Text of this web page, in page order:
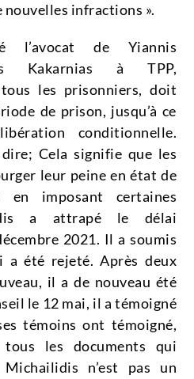
infractions ».
l’avocat de Yiannis
Kakarnias à TPP,
les prisonniers, doit
de prison, jusqu’à ce
conditionnelle.
Cela signifie que les
leur peine en état de
imposant certaines
a attrapé le délai
2021. Il a soumis
a été rejeté.Après deux
il a de nouveau été
le 12 mai, il a témoigné
témoins ont témoigné,
tous les documents qui
n’est pas un